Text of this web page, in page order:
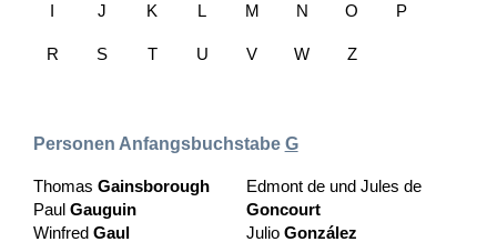
I J K L M N O P
R S T U V W Z
Personen Anfangsbuchstabe G
Thomas Gainsborough
Paul Gauguin
Winfred Gaul
Edmont de und Jules de
Goncourt
Julio González